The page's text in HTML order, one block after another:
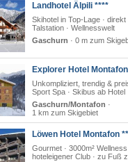
Landhotel Älpili ****
Skihotel in Top-Lage ·
Talstation · Wellnesswelt
Gaschurn · 0 m zum
Explorer Hotel Montafon
Unkompliziert, trendig &
Sport Spa · Skibus ab Hotel
Gaschurn/Montafon ·
1 km zum Skigebiet
Löwen Hotel Montafon
Gourmet · 3000m² Wellness
hoteleigener Club · zu Fuß